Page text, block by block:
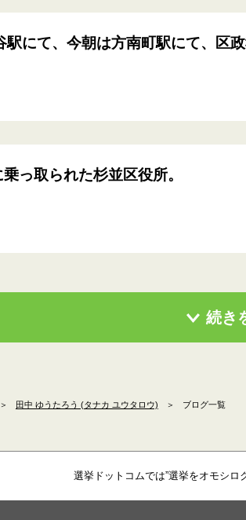
駅にて、今朝は方南町駅にて、区政
っ取られた杉並区役所。
続き
＞ 田中 ゆうたろう (タナカ ユウタロウ) ＞ ブログ一覧
選挙ドットコムでは”選挙をオモシ